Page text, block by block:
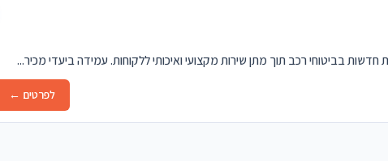
בביטוחי רכב תוך מתן שירות מקצועי ואיכותי ללקוחות. עמידה ביעדי מכיר...
לפרטים ←